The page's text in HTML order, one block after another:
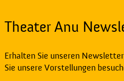
Theater Anu
Erhalten Sie unseren
Sie unsere Vorstellungen